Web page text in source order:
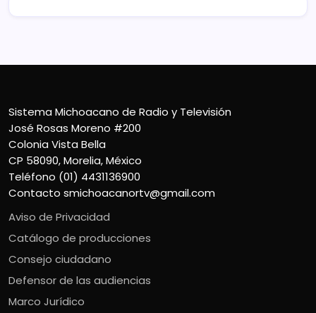
Sistema Michoacano de Radio y Televisión
José Rosas Moreno #200
Colonia Vista Bella
CP 58090, Morelia, México
Teléfono (01) 4431136900
Contacto smichoacanortv@gmail.com
Aviso de Privacidad
Catálogo de producciones
Consejo ciudadano
Defensor de las audiencias
Marco Jurídico